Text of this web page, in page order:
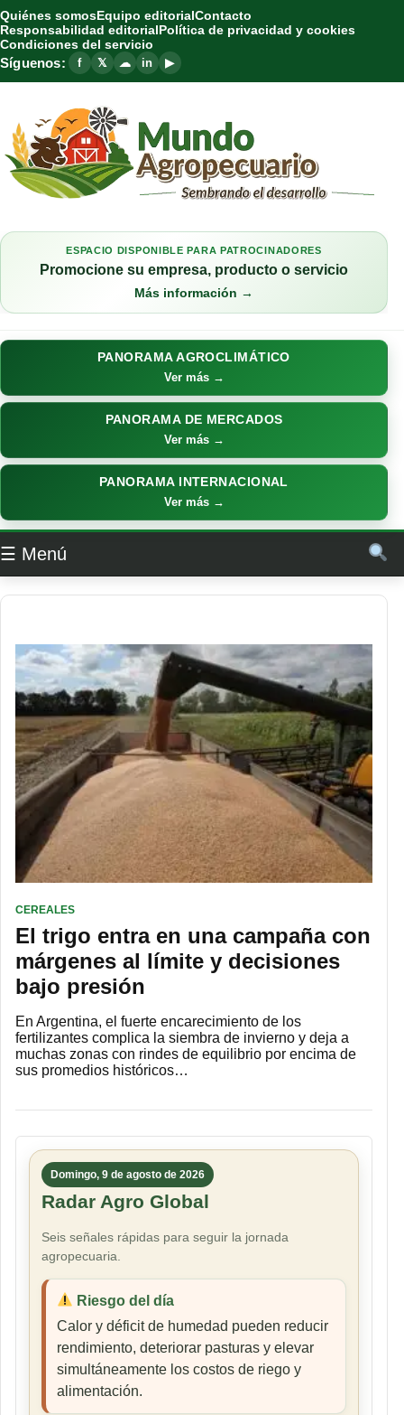
Quiénes somosEquipo editorialContacto
Responsabilidad editorialPolítica de privacidad y cookies
Condiciones del servicio
Síguenos: f 𝕏 ☁ in ▶
ESPACIO DISPONIBLE PARA PATROCINADORES
Promocione su empresa, producto o servicio
Más información →
PANORAMA AGROCLIMÁTICO
Ver más →
PANORAMA DE MERCADOS
Ver más →
PANORAMA INTERNACIONAL
Ver más →
☰ Menú
CEREALES
El trigo entra en una campaña con
márgenes al límite y decisiones
bajo presión
En Argentina, el fuerte encarecimiento de los
fertilizantes complica la siembra de invierno y deja a
muchas zonas con rindes de equilibrio por encima de
sus promedios históricos…
Domingo, 9 de agosto de 2026
Radar Agro Global
Seis señales rápidas para seguir la jornada
agropecuaria.
Riesgo del día
Calor y déficit de humedad pueden reducir
rendimiento, deteriorar pasturas y elevar
simultáneamente los costos de riego y
alimentación.